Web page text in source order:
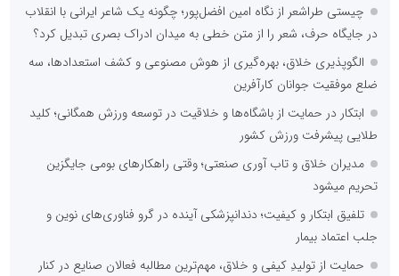
چیستی طراشعر از نگاه امین افضل‌پور؛ چگونه یک شاعر ایرانی با انقلاب
در جایگاه حرف، شعر را از متن خطی به میدان ادراک بصری تبدیل کرد؟
الگوپذیری خلاق، بهره‌گیری از هوش مصنوعی و کشف استعدادها، سه
ضلع موفقیت جوانان کارآفرین
ابتکار در حمایت از باشگاه‌ها و خلاقیت در توسعه ورزش همگانی؛ کلید
طلایی پیشرفت ورزش کشور
مدیران خلاق و تاب آوری صنعتی؛ وقتی راهکارهای بومی جایگزین
تحریم میشود
تلفیق ابتکار و کیفیت؛ دندانپزشکی آینده در گرو فناوری‌های نوین و
جلب اعتماد بیمار
حمایت از تولیدِ کیفی و خلاق، مهم‌ترین مطالبه فعالان صنایع در کنار